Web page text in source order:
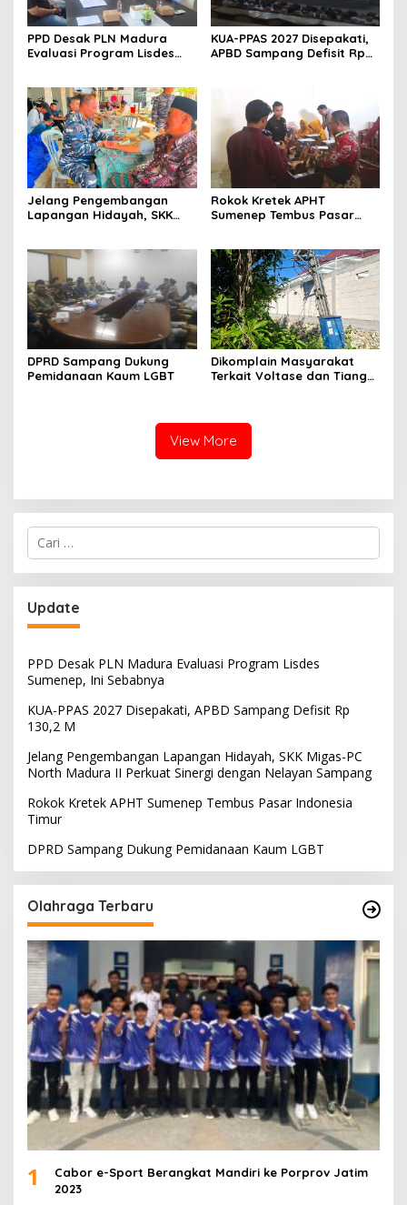
PPD Desak PLN Madura
Evaluasi Program Lisdes
KUA-PPAS 2027 Disepakati,
APBD Sampang Defisit Rp
Jelang Pengembangan
Lapangan Hidayah, SKK
Nelayan Sampang
Rokok Kretek APHT
Sumenep Tembus Pasar
DPRD Sampang Dukung
Pemidanaan Kaum LGBT
Dikomplain Masyarakat
Terkait Voltase dan Tiang
View More
Cari
untuk:
Update
PPD Desak PLN Madura Evaluasi Program Lisdes
Sumenep, Ini Sebabnya
KUA-PPAS 2027 Disepakati, APBD Sampang Defisit Rp
130,2 M
Jelang Pengembangan Lapangan Hidayah, SKK Migas-PC
North Madura II Perkuat Sinergi dengan Nelayan Sampang
Rokok Kretek APHT Sumenep Tembus Pasar Indonesia
Timur
DPRD Sampang Dukung Pemidanaan Kaum LGBT
Olahraga Terbaru
1
Cabor e-Sport Berangkat Mandiri ke Porprov Jatim
2023